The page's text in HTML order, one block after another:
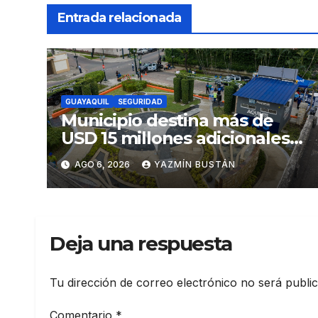
Entrada relacionada
GUAYAQUIL SEGURIDAD
Municipio destina más de
USD 15 millones adicionales a
SEGURA EP para fortalecer la
seguridad ciudadana
AGO 6, 2026 YAZMÍN BUSTÁN
Deja una respuesta
Tu dirección de correo electrónico no será